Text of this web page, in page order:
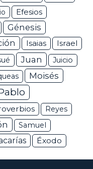
Efesios
Génesis
Isaias Israel
Juan
Juicio
Moisés
Reyes
Samuel
Éxodo